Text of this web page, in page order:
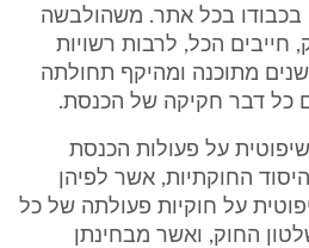
בכבודו בכל אתר. משהולבשה
חייבים הכל, לרבות רשויות
מתוכנה ומהיקף תחולתה
כל דבר חקיקה של הכנסת.
על פעולות הכנסת
החוקתיות, אשר לפיהן
על חוקיות פעולתה של כל
החוק, ואשר מבחינתן